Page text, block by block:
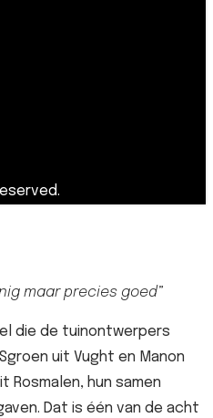
maar precies goed”
die de tuinontwerpers
uit Vught en Manon
Rosmalen, hun samen
Dat is één van de acht